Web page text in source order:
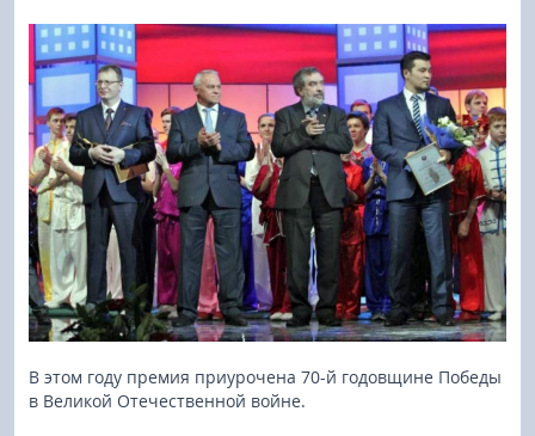
В этом году премия приурочена 70-й годовщине Победы
в Великой Отечественной войне.